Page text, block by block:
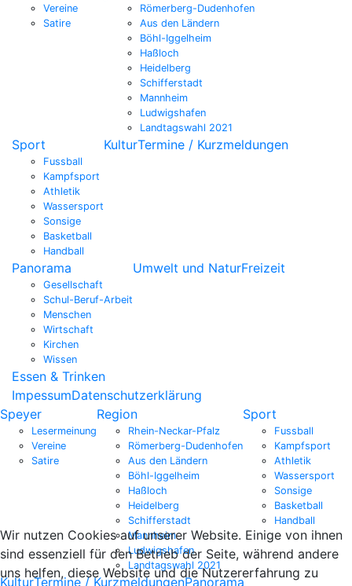
Vereine
Satire
Römerberg-Dudenhofen
Aus den Ländern
Böhl-Iggelheim
Haßloch
Heidelberg
Schifferstadt
Mannheim
Ludwigshafen
Landtagswahl 2021
Sport
Fussball
Kampfsport
Athletik
Wassersport
Sonsige
Basketball
Handball
KulturTermine / Kurzmeldungen
Panorama
Gesellschaft
Schul-Beruf-Arbeit
Menschen
Wirtschaft
Kirchen
Wissen
Umwelt und NaturFreizeit
Essen & Trinken
ImpessumDatenschutzerklärung
Speyer
Lesermeinung
Vereine
Satire
Region
Rhein-Neckar-Pfalz
Römerberg-Dudenhofen
Aus den Ländern
Böhl-Iggelheim
Haßloch
Heidelberg
Schifferstadt
Mannheim
Ludwigshafen
Landtagswahl 2021
Sport
Fussball
Kampfsport
Athletik
Wassersport
Sonsige
Basketball
Handball
KulturTermine / KurzmeldungenPanorama
Wir nutzen Cookies auf unserer Website. Einige von ihnen
sind essenziell für den Betrieb der Seite, während andere
uns helfen, diese Website und die Nutzererfahrung zu